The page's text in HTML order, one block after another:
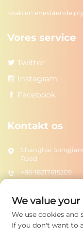
Skab en enestående
Vores service
Twitter
Instagram
Facebook
Kontakt os
Shanghai
Road
+86-18217615209
We value
We use cookies
If you don't want to